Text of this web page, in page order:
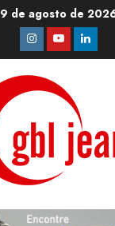
9 de agosto de
Instagram
Youtube